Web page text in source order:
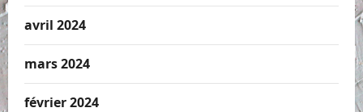
avril 2024
mars 2024
février 2024